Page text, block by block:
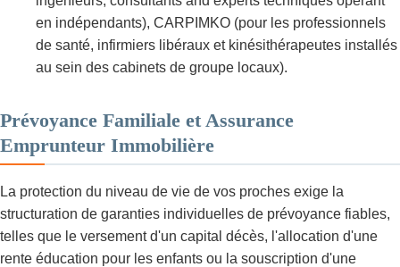
en indépendants), CARPIMKO (pour les professionnels
de santé, infirmiers libéraux et kinésithérapeutes installés
au sein des cabinets de groupe locaux).
Prévoyance Familiale et Assurance
Emprunteur Immobilière
La protection du niveau de vie de vos proches exige la
structuration de garanties individuelles de prévoyance fiables,
telles que le versement d'un capital décès, l'allocation d'une
rente éducation pour les enfants ou la souscription d'une